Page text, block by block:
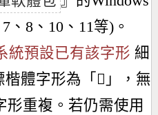
、8、10、11等)。
統預設已有該字形 細
楷體字形為「 𠟙 」，無
形重複。若仍需使用